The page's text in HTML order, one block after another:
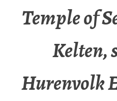
Temple of
Kelten,
Hurenvolk